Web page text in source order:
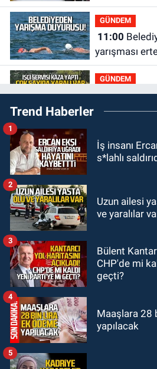
GÜNDEM
11:00
yarışması
GÜNDEM
10:55İşçi servisi kaza yaptı...
Yaralıların
10:06“Drakula” alarmı! Zonguldak,
Bartın ve
09:52Karabük'te kaza yaptılar: 7
GÜNDEM
09:43
Trend Haberler
İş insanı
s*lahlı
1
Uzun ailesi
ve yaralılar
2
Bülent
CHP'de mi
geçti?
3
Maaşlara 28
yapılacak
4
5